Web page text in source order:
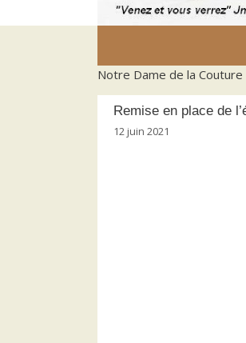
Notre Dame de la Couture
Remise en place de
12 juin 2021